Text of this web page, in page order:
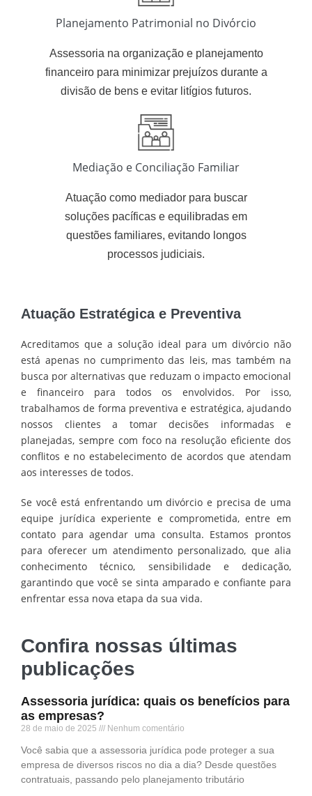
Planejamento Patrimonial no Divórcio
Assessoria na organização e planejamento
financeiro para minimizar prejuízos durante a
divisão de bens e evitar litígios futuros.
Mediação e Conciliação Familiar
Atuação como mediador para buscar
soluções pacíficas e equilibradas em
questões familiares, evitando longos
processos judiciais.
Atuação Estratégica e Preventiva
Acreditamos que a solução ideal para um divórcio não
está apenas no cumprimento das leis, mas também na
busca por alternativas que reduzam o impacto emocional
e financeiro para todos os envolvidos. Por isso,
trabalhamos de forma preventiva e estratégica, ajudando
nossos clientes a tomar decisões informadas e
planejadas, sempre com foco na resolução eficiente dos
conflitos e no estabelecimento de acordos que atendam
aos interesses de todos.
Se você está enfrentando um divórcio e precisa de uma
equipe jurídica experiente e comprometida, entre em
contato para agendar uma consulta. Estamos prontos
para oferecer um atendimento personalizado, que alia
conhecimento técnico, sensibilidade e dedicação,
garantindo que você se sinta amparado e confiante para
enfrentar essa nova etapa da sua vida.
Confira nossas últimas
publicações
Assessoria jurídica: quais os benefícios para
as empresas?
28 de maio de 2025 Nenhum comentário
Você sabia que a assessoria jurídica pode proteger a sua
empresa de diversos riscos no dia a dia? Desde questões
contratuais, passando pelo planejamento tributário